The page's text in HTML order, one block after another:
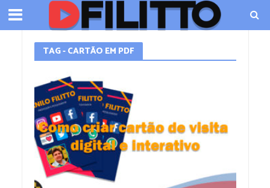
TAG - CARTÃO EM PDF